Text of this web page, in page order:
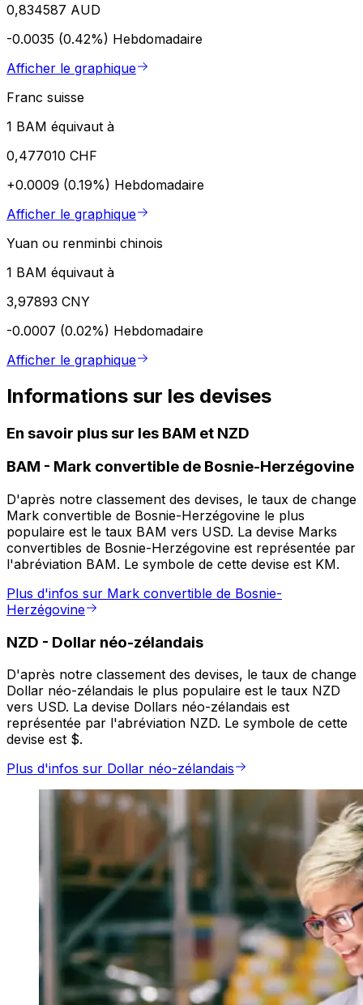
0,834587 AUD
-0.0035 (0.42%) Hebdomadaire
Afficher le graphique
Franc suisse
1 BAM équivaut à
0,477010 CHF
+0.0009 (0.19%) Hebdomadaire
Afficher le graphique
Yuan ou renminbi chinois
1 BAM équivaut à
3,97893 CNY
-0.0007 (0.02%) Hebdomadaire
Afficher le graphique
Informations sur les devises
En savoir plus sur les BAM et NZD
BAM - Mark convertible de Bosnie-Herzégovine
D'après notre classement des devises, le taux de change
Mark convertible de Bosnie-Herzégovine le plus
populaire est le taux BAM vers USD. La devise Marks
convertibles de Bosnie-Herzégovine est représentée par
l'abréviation BAM. Le symbole de cette devise est KM.
Plus d'infos sur Mark convertible de Bosnie-
Herzégovine
NZD - Dollar néo-zélandais
D'après notre classement des devises, le taux de change
Dollar néo-zélandais le plus populaire est le taux NZD
vers USD. La devise Dollars néo-zélandais est
représentée par l'abréviation NZD. Le symbole de cette
devise est $.
Plus d'infos sur Dollar néo-zélandais